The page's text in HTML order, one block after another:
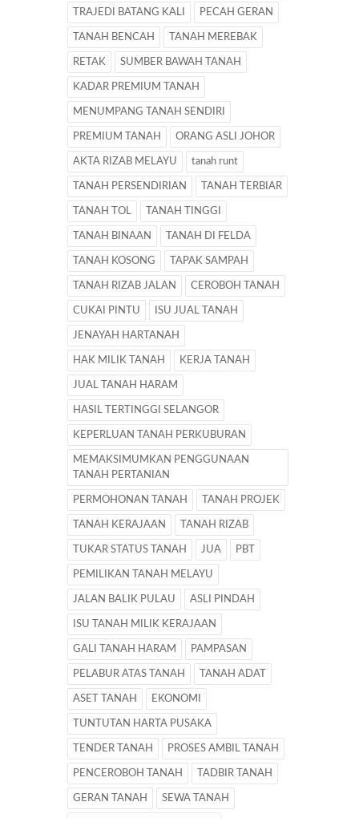
TRAJEDI BATANG KALI PECAH GERAN
TANAH BENCAH TANAH MEREBAK
RETAK SUMBER BAWAH TANAH
KADAR PREMIUM TANAH
MENUMPANG TANAH SENDIRI
PREMIUM TANAH ORANG ASLI JOHOR
AKTA RIZAB MELAYU tanah runt
TANAH PERSENDIRIAN TANAH TERBIAR
TANAH TOL TANAH TINGGI
TANAH BINAAN TANAH DI FELDA
TANAH KOSONG TAPAK SAMPAH
TANAH RIZAB JALAN CEROBOH TANAH
CUKAI PINTU ISU JUAL TANAH
JENAYAH HARTANAH
HAK MILIK TANAH KERJA TANAH
JUAL TANAH HARAM
HASIL TERTINGGI SELANGOR
KEPERLUAN TANAH PERKUBURAN
MEMAKSIMUMKAN PENGGUNAAN
TANAH PERTANIAN
PERMOHONAN TANAH TANAH PROJEK
TANAH KERAJAAN TANAH RIZAB
TUKAR STATUS TANAH JUA PBT
PEMILIKAN TANAH MELAYU
JALAN BALIK PULAU ASLI PINDAH
ISU TANAH MILIK KERAJAAN
GALI TANAH HARAM PAMPASAN
PELABUR ATAS TANAH TANAH ADAT
ASET TANAH EKONOMI
TUNTUTAN HARTA PUSAKA
TENDER TANAH PROSES AMBIL TANAH
PENCEROBOH TANAH TADBIR TANAH
GERAN TANAH SEWA TANAH